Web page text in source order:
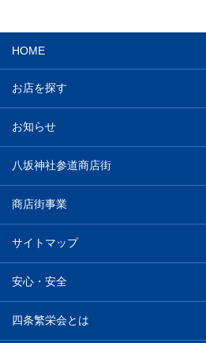
HOME
お店を探す
お知らせ
八坂神社参道商店街
商店街事業
サイトマップ
安心・安全
四条繁栄会とは